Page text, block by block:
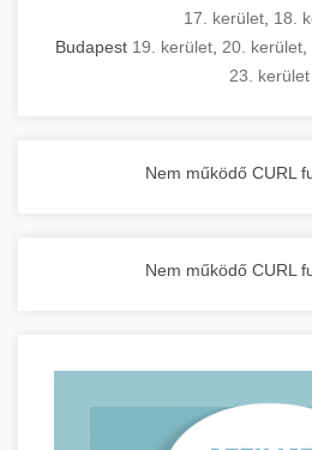
17. kerület 18.
Budapest 19. kerület 20. kerület
23. kerület
Nem működő CURL
Nem működő CURL